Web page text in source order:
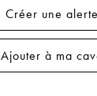
Créer une alerte
Ajouter à ma